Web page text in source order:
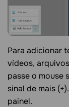
Para adicionar
vídeos,
passe o mouse
sinal de mais
painel.